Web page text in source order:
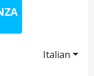
Italian